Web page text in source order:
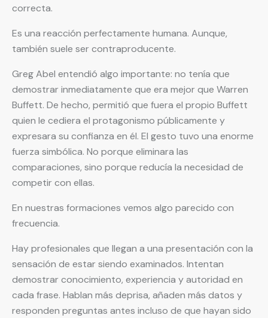
correcta.
Es una reacción perfectamente humana. Aunque,
también suele ser contraproducente.
Greg Abel entendió algo importante: no tenía que
demostrar inmediatamente que era mejor que Warren
Buffett. De hecho, permitió que fuera el propio Buffett
quien le cediera el protagonismo públicamente y
expresara su confianza en él. El gesto tuvo una enorme
fuerza simbólica. No porque eliminara las
comparaciones, sino porque reducía la necesidad de
competir con ellas.
En nuestras formaciones vemos algo parecido con
frecuencia.
Hay profesionales que llegan a una presentación con la
sensación de estar siendo examinados. Intentan
demostrar conocimiento, experiencia y autoridad en
cada frase. Hablan más deprisa, añaden más datos y
responden preguntas antes incluso de que hayan sido